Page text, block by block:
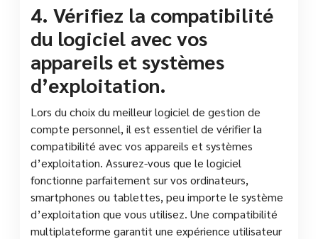
4. Vérifiez la compatibilité
du logiciel avec vos
appareils et systèmes
d’exploitation.
Lors du choix du meilleur logiciel de gestion de
compte personnel, il est essentiel de vérifier la
compatibilité avec vos appareils et systèmes
d’exploitation. Assurez-vous que le logiciel
fonctionne parfaitement sur vos ordinateurs,
smartphones ou tablettes, peu importe le système
d’exploitation que vous utilisez. Une compatibilité
multiplateforme garantit une expérience utilisateur